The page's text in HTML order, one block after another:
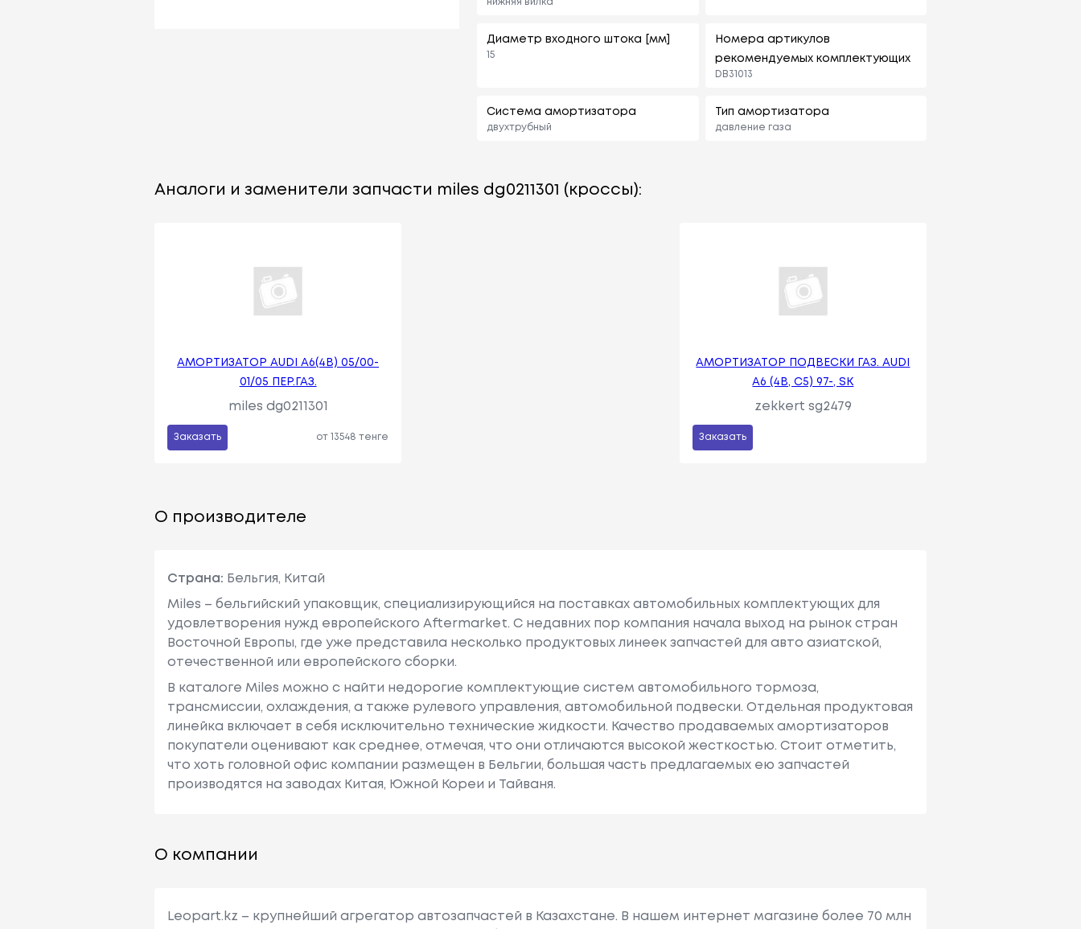
нижняя вилка
Диаметр входного штока [мм]
15
Номера артикулов
рекомендуемых комплектующих
DB31013
Система амортизатора
двухтрубный
Тип амортизатора
давление газа
Аналоги и заменители запчасти miles dg0211301 (кроссы):
АМОРТИЗАТОР AUDI A6(4B) 05/00-
01/05 ПЕР.ГАЗ.
miles dg0211301
Заказать от 13548 тенге
АМОРТИЗАТОР ПОДВЕСКИ ГАЗ. AUDI
A6 (4B, C5) 97-, SK
zekkert sg2479
Заказать
О производителе
Страна: Бельгия, Китай
Miles – бельгийский упаковщик, специализирующийся на поставках автомобильных комплектующих для
удовлетворения нужд европейского Aftermarket. С недавних пор компания начала выход на рынок стран
Восточной Европы, где уже представила несколько продуктовых линеек запчастей для авто азиатской,
отечественной или европейского сборки.
В каталоге Miles можно с найти недорогие комплектующие систем автомобильного тормоза,
трансмиссии, охлаждения, а также рулевого управления, автомобильной подвески. Отдельная продуктовая
линейка включает в себя исключительно технические жидкости. Качество продаваемых амортизаторов
покупатели оценивают как среднее, отмечая, что они отличаются высокой жесткостью. Стоит отметить,
что хоть головной офис компании размещен в Бельгии, большая часть предлагаемых ею запчастей
производятся на заводах Китая, Южной Кореи и Тайваня.
О компании
Leopart.kz – крупнейший агрегатор автозапчастей в Казахстане. В нашем интернет магазине более 70 млн